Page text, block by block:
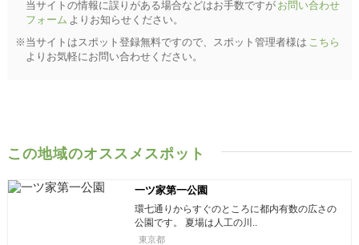
当サイトの情報に誤りがある場合などはお手数ですが お問い合わせ
フォーム よりお知らせください。
※当サイトはスポット登録無料ですので、スポット管理者様は こちら
よりお気軽にお問い合わせください。
この地域のオススメスポット
一ツ家第一公園
環七通りからすぐのところに都内有数の広さの
公園です。 夏場は人工の川..
東京都